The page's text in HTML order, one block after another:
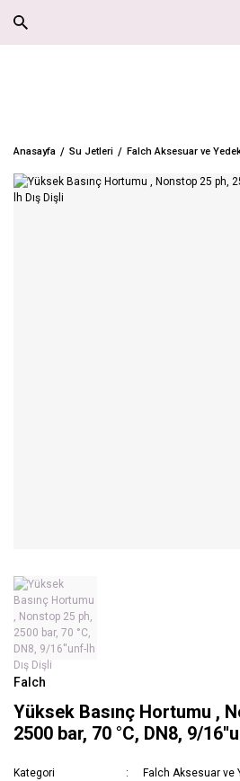
Anasayfa Su Jetleri Falch Aksesuar ve
Falch
Yüksek Basınç Hortumu ,
2500 bar, 70 °C, DN8, 9/
Kategori
Falch Aksesuar ve